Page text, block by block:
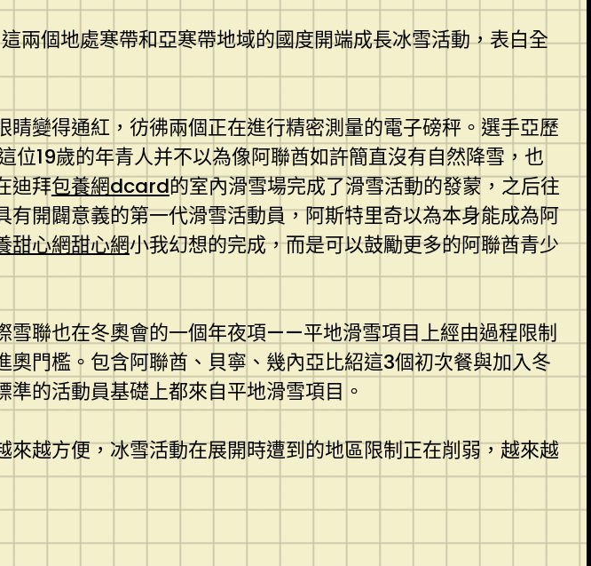
兩個地處寒帶和亞寒帶地域的國度開端成長冰雪活動，表白全
變得通紅，彷彿兩個正在進行精密測量的電子磅秤。選手亞歷
位19歲的年青人并不以為像阿聯酋如許簡直沒有自然降雪，也
迪拜包養網dcard的室內滑雪場完成了滑雪活動的發蒙，之后往
開闢意義的第一代滑雪活動員，阿斯特里奇以為本身能成為阿
甜心網甜心網小我幻想的完成，而是可以鼓勵更多的阿聯酋青少
雪聯也在冬奧會的一個年夜項——平地滑雪項目上經由過程限制
門檻。包含阿聯酋、貝寧、幾內亞比紹這3個初次餐與加入冬
的活動員基礎上都來自平地滑雪項目。
越方便，冰雪活動在展開時遭到的地區限制正在削弱，越來越